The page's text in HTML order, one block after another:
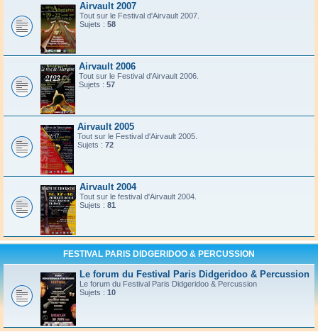
Airvault 2007
Tout sur le Festival d'Airvault 2007.
Sujets : 58
Airvault 2006
Tout sur le Festival d'Airvault 2006.
Sujets : 57
Airvault 2005
Tout sur le Festival d'Airvault 2005.
Sujets : 72
Airvault 2004
Tout sur le festival d'Airvault 2004.
Sujets : 81
FESTIVAL PARIS DIDGERIDOO & PERCUSSION
Le forum du Festival Paris Didgeridoo & Percussion
Le forum du Festival Paris Didgeridoo & Percussion
Sujets : 10